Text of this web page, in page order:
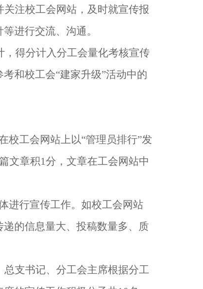
关注校工会网站，及时就宣传报
进行交流、沟通。
，得分计入分工会量化考核宣传
和校工会“建家升级”活动中的
校工会网站上以“管理员排行”发
文章积1分，文章在工会网站中
进行宣传工作。如校工会网站
的信息量大、投稿数量多、质
总支书记、分工会主席根据分工